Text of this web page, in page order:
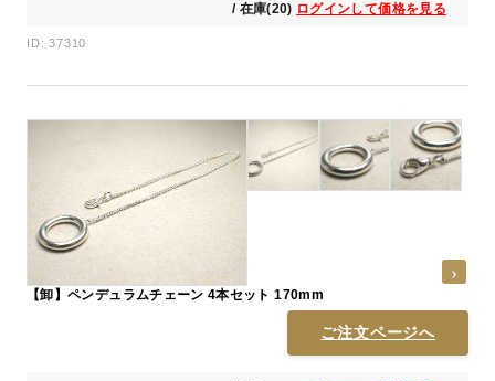
/ 在庫(20) ログインして価格を見る
ID: 37310
【卸】ペンデュラムチェーン 4本セット 170mm
ご注文ページへ